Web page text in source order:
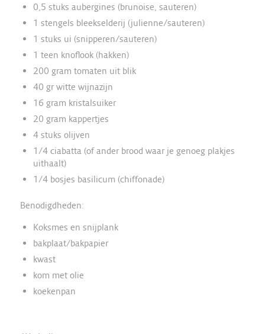
0,5 stuks aubergines (brunoise, sauteren)
1 stengels bleekselderij (julienne/sauteren)
1 stuks ui (snipperen/sauteren)
1 teen knoflook (hakken)
200 gram tomaten uit blik
40 gr witte wijnazijn
16 gram kristalsuiker
20 gram kappertjes
4 stuks olijven
1/4 ciabatta (of ander brood waar je genoeg plakjes
uithaalt)
1/4 bosjes basilicum (chiffonade)
Benodigdheden:
Koksmes en snijplank
bakplaat/bakpapier
kwast
kom met olie
koekenpan